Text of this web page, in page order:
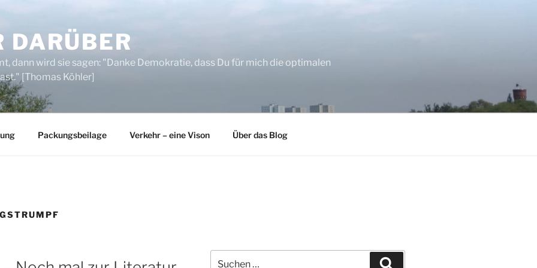
DARÜBER
dann wird sie sagen: "Danke Demokratie, dass Du für mich die optimalen
[Thomas Köhler]
Packungsbeilage Verkehr – eine Vison Über das Blog